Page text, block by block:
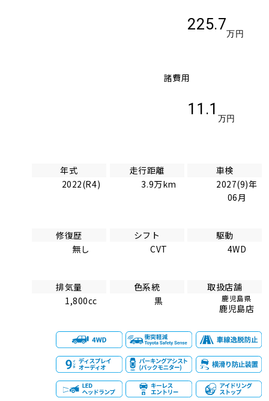
225.7
万円
諸費用
11.1
万円
年式
2022(R4)
走行距離
3.9万km
車検
2027(9)年
06月
修復歴
無し
シフト
CVT
駆動
4WD
排気量
1,800cc
色系統
黒
取扱店舗
鹿児島県
鹿児島店